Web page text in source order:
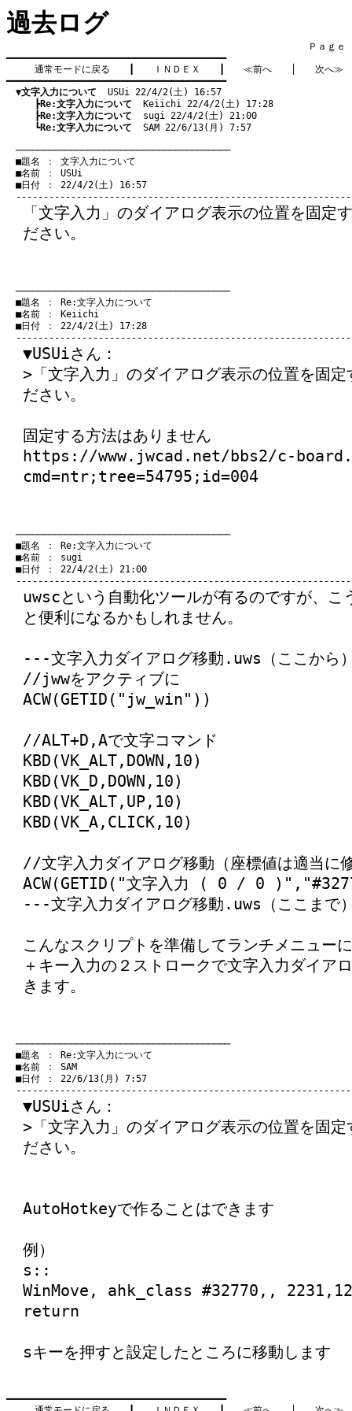
過去ログ
Ｐａｇｅ
━━━━━━━━━━━━━━━━━━━━━━━━━━━━━━━━━━━━━━━━
通常モードに戻る
ＩＮＤＥＸ ≪前へ
次へ≫
━━━━━━━━━━━━━━━━━━━━━━━━━━━━━━━━━━━━━━━━
▼文字入力について
  USUi 22/4/2(土) 16:57
┣Re:文字入力について
  Keiichi 22/4/2(土) 17:28
┣Re:文字入力について
  sugi 22/4/2(土) 21:00
┗Re:文字入力について
  SAM 22/6/13(月) 7:57
───────────────────────────────────────
■題名 ： 文字入力について
■名前 ： USUi
■日付 ： 22/4/2(土) 16:57
「文字入力」のダイアログ表示の位置を固定
ださい。
───────────────────────────────────────
■題名 ： Re:文字入力について
■名前 ： Keiichi
■日付 ： 22/4/2(土) 17:28
▼USUiさん：
>「文字入力」のダイアログ表示の位置を固
ださい。
固定する方法はありません
https://www.jwcad.net/bbs2/c-
cmd=ntr;tree=54795;id=004
───────────────────────────────────────
■題名 ： Re:文字入力について
■名前 ： sugi
■日付 ： 22/4/2(土) 21:00
uwscという自動化ツールが有るのですが、こ
と便利になるかもしれません。
---文字入力ダイアログ移動.uws（ここか
//jwwをアクティブに
ACW(GETID("jw_win"))
//ALT+D,Aで文字コマンド
KBD(VK_ALT,DOWN,10)
KBD(VK_D,DOWN,10)
KBD(VK_ALT,UP,10)
KBD(VK_A,CLICK,10)
//文字入力ダイアログ移動（座標値は適当に
ACW(GETID("文字入力 ( 0 / 0
---文字入力ダイアログ移動.uws（ここま
こんなスクリプトを準備してランチメニュー
＋キー入力の２ストロークで文字入力ダイア
きます。
───────────────────────────────────────
■題名 ： Re:文字入力について
■名前 ： SAM
■日付 ： 22/6/13(月) 7:57
▼USUiさん：
>「文字入力」のダイアログ表示の位置を固
ださい。
AutoHotkeyで作ることはできます
例）
s::
WinMove, ahk_class #32770,,
return
sキーを押すと設定したところに移動します
━━━━━━━━━━━━━━━━━━━━━━━━━━━━━━━━━━━━━━━━